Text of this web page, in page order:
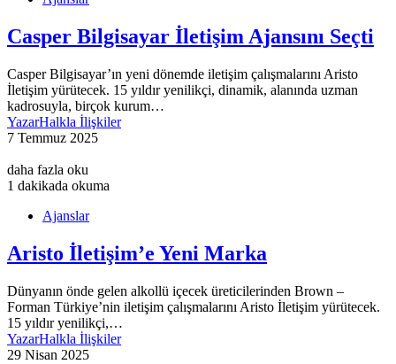
Casper Bilgisayar İletişim Ajansını Seçti
Casper Bilgisayar’ın yeni dönemde iletişim çalışmalarını Aristo
İletişim yürütecek. 15 yıldır yenilikçi, dinamik, alanında uzman
kadrosuyla, birçok kurum…
YazarHalkla İlişkiler
7 Temmuz 2025
daha fazla oku
1 dakikada okuma
Ajanslar
Aristo İletişim’e Yeni Marka
Dünyanın önde gelen alkollü içecek üreticilerinden Brown –
Forman Türkiye’nin iletişim çalışmalarını Aristo İletişim yürütecek.
15 yıldır yenilikçi,…
YazarHalkla İlişkiler
29 Nisan 2025